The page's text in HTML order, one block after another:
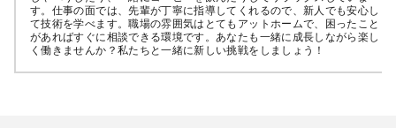
す。仕事の面では、先輩が丁寧に指導してくれるので、新人でも安心し
て技術を学べます。職場の雰囲気はとてもアットホームで、困ったこと
があればすぐに相談できる環境です。あなたも一緒に成長しながら楽し
く働きませんか？私たちと一緒に新しい挑戦をしましょう！